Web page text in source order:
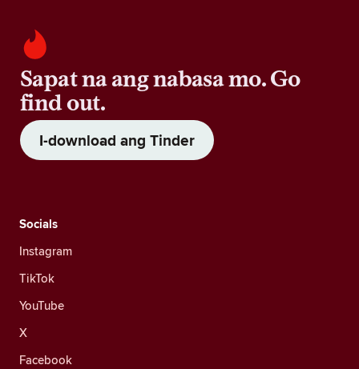
Sapat na ang nabasa mo. Go
find out.
I-download ang Tinder
Socials
Instagram
TikTok
YouTube
X
Facebook